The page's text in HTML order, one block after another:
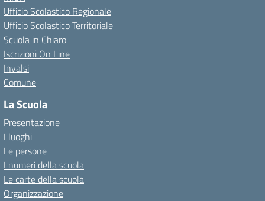
Ufficio Scolastico Regionale
Ufficio Scolastico Territoriale
Scuola in Chiaro
Iscrizioni On Line
Invalsi
Comune
La Scuola
Presentazione
I luoghi
Le persone
I numeri della scuola
Le carte della scuola
Organizzazione